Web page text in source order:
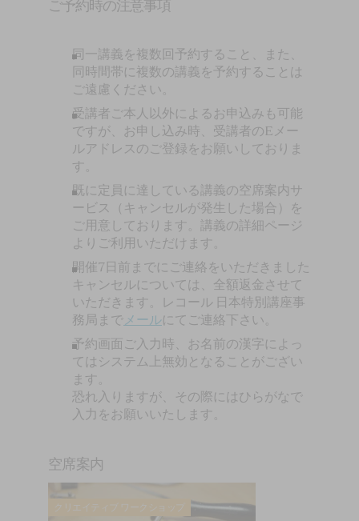
ご予約時の注意事項
同一講義を複数回予約すること、また、
同時間帯に複数の講義を予約することは
ご遠慮ください。
受講者ご本人以外によるお申込みも可能
ですが、お申し込み時、受講者のEメー
ルアドレスのご登録をお願いしておりま
す。
既に定員に達している講義の空席案内サ
ービス（キャンセルが発生した場合）を
ご用意しております。講義の詳細ページ
よりご利用いただけます。
開催7日前までにご連絡をいただきました
キャンセルについては、全額返金させて
いただきます。レコール 日本特別講座事
務局まで メールにてご連絡下さい。
予約画面ご入力時、お名前の漢字によっ
てはシステム上無効となることがござい
ます。
恐れ入りますが、その際にはひらがなで
入力をお願いいたします。
空席案内
クリエイティブ ワークショップ